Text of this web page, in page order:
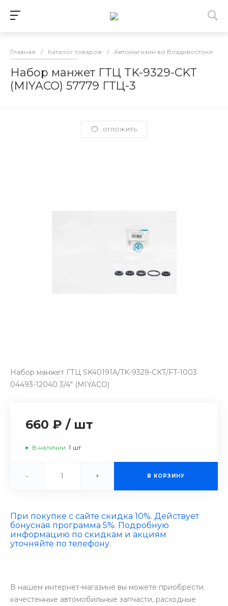
Главная / Каталог товаров / Автомагазин во Владивостоке
Набор манжет ГТЦ TK-9329-CKT
(MIYACO) 57779 ГТЦ-3
ОТЛОЖИТЬ
Набор манжет ГТЦ SK40191A/TK-9329-CKT/FT-1003
04493-12040 3/4" (MIYACO)
660 ₽ / шт
В наличии 1 шт
- + В КОРЗИНУ
При покупке с сайте скидка 10%. Действует
бонусная программа 5%. Подробную
информацию по скидкам и акциям
уточняйте по телефону.
В нашем интернет-магазине вы можете приобрести
качестенные автомобильные запчасти, расходные